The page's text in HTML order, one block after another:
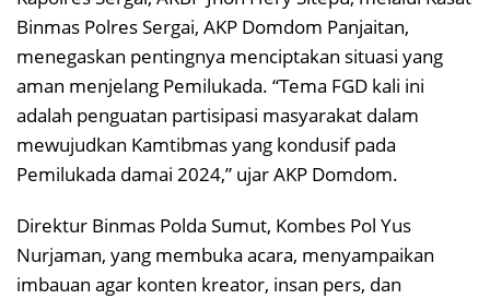
Binmas Polres Sergai, AKP Domdom Panjaitan,
menegaskan pentingnya menciptakan situasi yang
aman menjelang Pemilukada. “Tema FGD kali ini
adalah penguatan partisipasi masyarakat dalam
mewujudkan Kamtibmas yang kondusif pada
Pemilukada damai 2024,” ujar AKP Domdom.
Direktur Binmas Polda Sumut, Kombes Pol Yus
Nurjaman, yang membuka acara, menyampaikan
imbauan agar konten kreator, insan pers, dan